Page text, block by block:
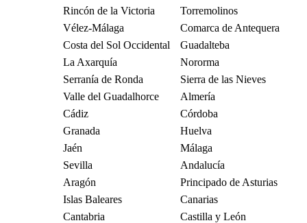
Rincón de la Victoria
Torremolinos
Vélez-Málaga
Comarca de Antequera
Costa del Sol Occidental
Guadalteba
La Axarquía
Nororma
Serranía de Ronda
Sierra de las Nieves
Valle del Guadalhorce
Almería
Cádiz
Córdoba
Granada
Huelva
Jaén
Málaga
Sevilla
Andalucía
Aragón
Principado de Asturias
Islas Baleares
Canarias
Cantabria
Castilla y León